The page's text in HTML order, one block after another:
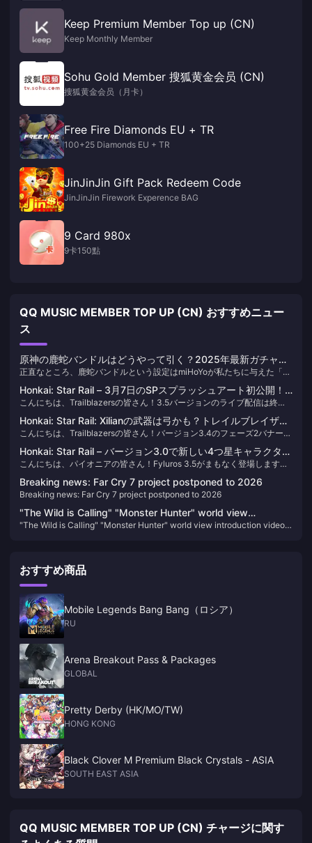
Keep Premium Member Top up (CN)
Keep Monthly Member
Sohu Gold Member 搜狐黄金会员 (CN)
搜狐黄金会员（月卡）
Free Fire Diamonds EU + TR
100+25 Diamonds EU + TR
JinJinJin Gift Pack Redeem Code
JinJinJin Firework Experence BAG
9 Card 980x
9卡150點
QQ MUSIC MEMBER TOP UP (CN) おすすめニュー
ス
原神の鹿蛇バンドルはどうやって引く？2025年最新ガチャ戦
略と課金最適化ガイド
正直なところ、鹿蛇バンドルという設定はmiHoYoが私たちに与えた「甘
して、私はまず冷静になってキャラクターの価値を評価し、見た目に惑
わされないようにすることをお勧めします。私も八重神子の声のために
破産寸前までいきましたが。
Honkai: Star Rail – 3月7日のSPスプラッシュアート初公開！
召喚は本当にクラゲです！
こんにちは、Trailblazersの皆さん！3.5バージョンのライブ配信は終了
月7日のスプラッシュアートが公式に公開されましたので、ご覧くださ
い！
Honkai: Star Rail: Xilianの武器は弓かも？トレイルブレイザー
の第五の道が明らかに！
こんにちは、Trailblazersの皆さん！バージョン3.4のフェーズ2バナーが
ースケジュールやキャラクターの詳細について、いくつか情報をまとめ
ましたのでご紹介します。
Honkai: Star Rail – バージョン3.0で新しい4つ星キャラクター
がいないのはなぜ？制作上の問題か、それとも別の理由か？
こんにちは、パイオニアの皆さん！Fyluros 3.5がまもなく登場します。
クターがリリースされていないことが明らかです。なぜでしょうか？
Breaking news: Far Cry 7 project postponed to 2026
Breaking news: Far Cry 7 project postponed to 2026
"The Wild is Calling" "Monster Hunter" world view
introduction video released
"The Wild is Calling" "Monster Hunter" world view introduction video
おすすめ商品
Mobile Legends Bang Bang（ロシア）
RU
Arena Breakout Pass & Packages
GLOBAL
Pretty Derby (HK/MO/TW)
HONG KONG
Black Clover M Premium Black Crystals - ASIA
SOUTH EAST ASIA
QQ MUSIC MEMBER TOP UP (CN) チャージに関す